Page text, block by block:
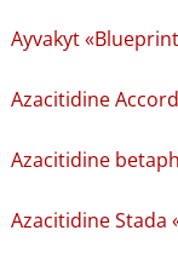
Ayvakyt
Azacitidine
Azacitidine
Azacitidine Stada